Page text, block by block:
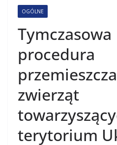
OGÓLNE
Tymczasowa
procedura
zwierząt
terytorium